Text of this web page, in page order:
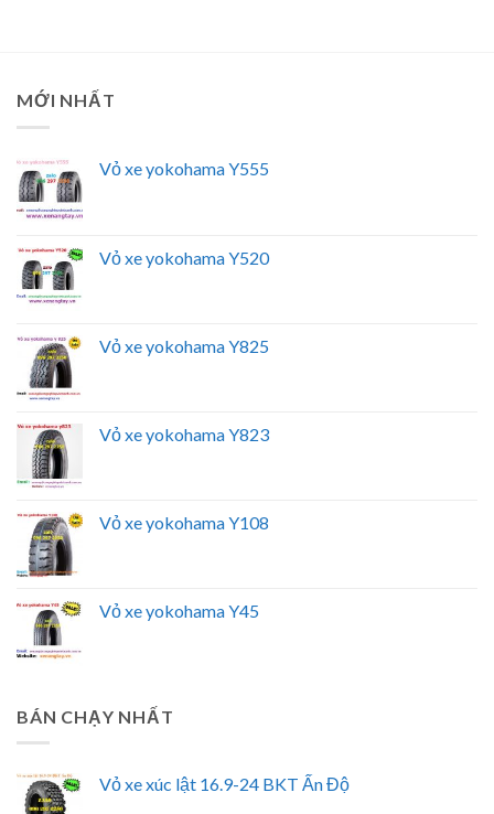
MỚI NHẤT
Vỏ xe yokohama Y555
Vỏ xe yokohama Y520
Vỏ xe yokohama Y825
Vỏ xe yokohama Y823
Vỏ xe yokohama Y108
Vỏ xe yokohama Y45
BÁN CHẠY NHẤT
Vỏ xe xúc lật 16.9-24 BKT Ấn Độ